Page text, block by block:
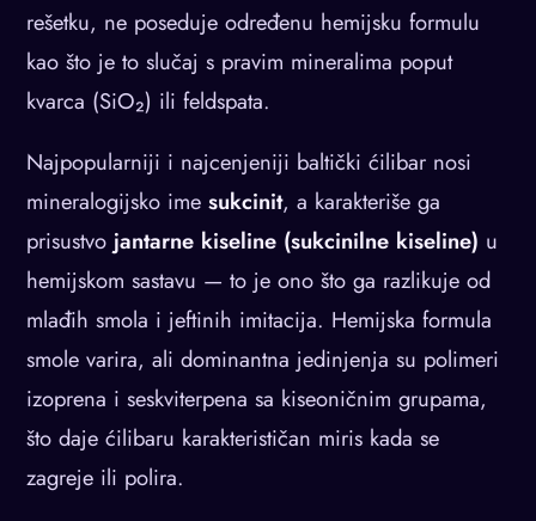
rešetku, ne poseduje određenu hemijsku formulu
kao što je to slučaj s pravim mineralima poput
kvarca (SiO₂) ili feldspata.
Najpopularniji i najcenjeniji baltički ćilibar nosi
mineralogijsko ime sukcinit, a karakteriše ga
prisustvo jantarne kiseline (sukcinilne kiseline) u
hemijskom sastavu — to je ono što ga razlikuje od
mlađih smola i jeftinih imitacija. Hemijska formula
smole varira, ali dominantna jedinjenja su polimeri
izoprena i seskviterpena sa kiseoničnim grupama,
što daje ćilibaru karakterističan miris kada se
zagreje ili polira.